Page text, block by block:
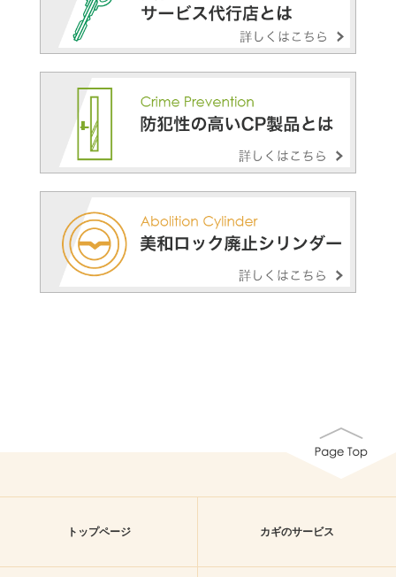
トップページ カギのサービス